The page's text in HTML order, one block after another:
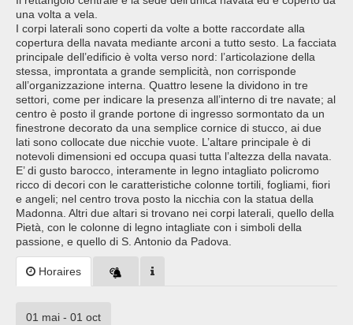
una volta a vela.
I corpi laterali sono coperti da volte a botte raccordate alla
copertura della navata mediante arconi a tutto sesto. La facciata
principale dell’edificio è volta verso nord: l’articolazione della
stessa, improntata a grande semplicità, non corrisponde
all’organizzazione interna. Quattro lesene la dividono in tre
settori, come per indicare la presenza all’interno di tre navate; al
centro è posto il grande portone di ingresso sormontato da un
finestrone decorato da una semplice cornice di stucco, ai due
lati sono collocate due nicchie vuote. L’altare principale è di
notevoli dimensioni ed occupa quasi tutta l’altezza della navata.
E’ di gusto barocco, interamente in legno intagliato policromo
ricco di decori con le caratteristiche colonne tortili, fogliami, fiori
e angeli; nel centro trova posto la nicchia con la statua della
Madonna. Altri due altari si trovano nei corpi laterali, quello della
Pietà, con le colonne di legno intagliate con i simboli della
passione, e quello di S. Antonio da Padova.
Horaires
01 mai - 01 oct